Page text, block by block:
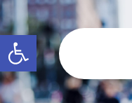
Abrir barra de